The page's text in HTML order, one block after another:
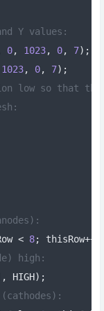
Y values:
0, 1023, 0, 7);
1023, 0, 7);
low so that the
< 8; thisRow++)
high:
HIGH);